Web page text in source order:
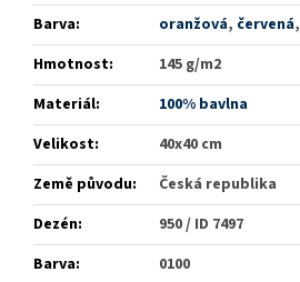
Barva: oranžová, červená,
Hmotnost:
145 g/m2
Materiál:
100% bavlna
Velikost:
40x40 cm
Země původu:
Česká republika
Dezén:
950 / ID 7497
Barva: 0100